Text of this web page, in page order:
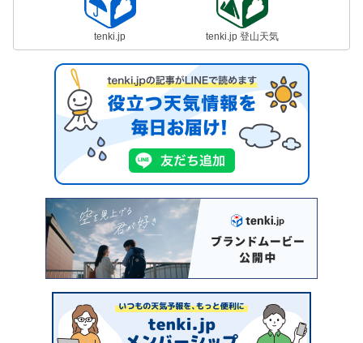
tenki.jp tenki.jp 登山天気